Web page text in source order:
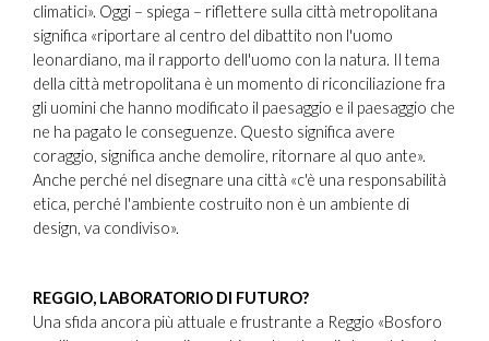
climatici». Oggi – spiega – riflettere sulla città metropolitana
significa «riportare al centro del dibattito non l'uomo
leonardiano, ma il rapporto dell'uomo con la natura. Il tema
della città metropolitana è un momento di riconciliazione fra
gli uomini che hanno modificato il paesaggio e il paesaggio che
ne ha pagato le conseguenze. Questo significa avere
coraggio, significa anche demolire, ritornare al quo ante».
Anche perché nel disegnare una città «c'è una responsabilità
etica, perché l'ambiente costruito non è un ambiente di
design, va condiviso».
REGGIO, LABORATORIO DI FUTURO?
Una sfida ancora più attuale e frustrante a Reggio «Bosforo